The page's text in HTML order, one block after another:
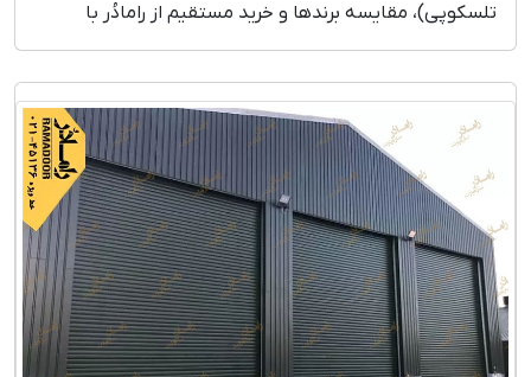
تلسکوپی)، مقایسه برندها و خرید مستقیم از رامادُر با
ضمانت و خدمات سریع.